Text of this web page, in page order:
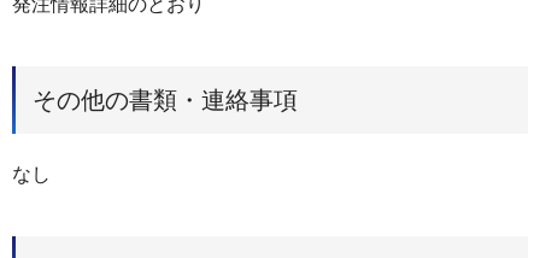
発注情報詳細のとおり
その他の書類・連絡事項
なし